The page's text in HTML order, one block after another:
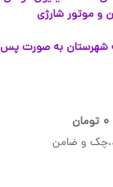
و موتور شارژی
شهرستان به صورت پس
۰ تومان